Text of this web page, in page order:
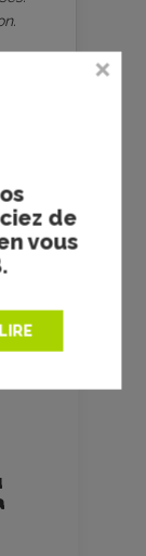
de
vous
-